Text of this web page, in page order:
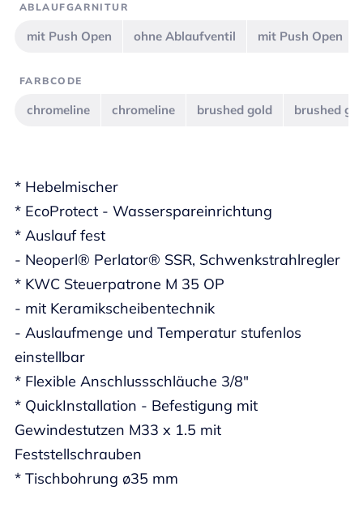
* Hebelmischer
* EcoProtect - Wasserspareinrichtung
* Auslauf fest
- Neoperl® Perlator® SSR, Schwenkstrahlregler
* KWC Steuerpatrone M 35 OP
- mit Keramikscheibentechnik
- Auslaufmenge und Temperatur stufenlos
einstellbar
* Flexible Anschlussschläuche 3/8"
* QuickInstallation - Befestigung mit
Gewindestutzen M33 x 1.5 mit
Feststellschrauben
* Tischbohrung ø35 mm
ABLAUFGARNITUR
mit Push Open ohne Ablaufventil mit Push Open
FARBCODE
chromeline chromeline brushed gold brushed